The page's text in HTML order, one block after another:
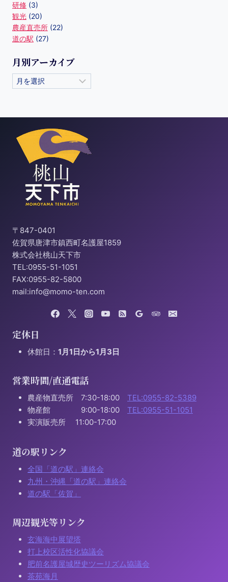
研修 (3)
観光 (20)
農産直売所 (22)
道の駅 (27)
月別アーカイブ
〒847-0401
佐賀県唐津市鎮西町名護屋1859
株式会社桃山天下市
TEL:0955-51-1051
FAX:0955-82-5800
mail:info@momo-ten.com
定休日
休館日： 1月1日から1月3日
営業時間/直通電話
農産物直売所 7:30-18:00 TEL:0955-82-5389
物産館 9:00-18:00 TEL:0955-51-1051
実演販売所 11:00-17:00
道の駅リンク
全国「道の駅」連絡会
九州・沖縄「道の駅」連絡会
道の駅「佐賀」
周辺観光等リンク
玄海海中展望塔
打上校区活性化協議会
肥前名護屋城歴史ツーリズム協議会
茶苑海月